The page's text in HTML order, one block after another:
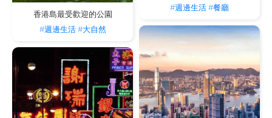
香港島最受歡迎的公園
#週邊生活 #大自然
#週邊生活#餐廳